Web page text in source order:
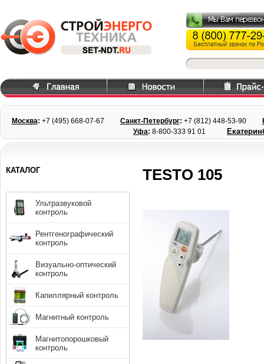
Москва: +7 (495) 668-07-67 Санкт-Петербург: +7 (812) 448-53-90
Уфа: 8-800-333 91 01
TESTO 105
КАТАЛОГ
Ультразвуковой
контроль
Рентгенографический
контроль
Визуально-оптический
контроль
Капиллярный контроль
Магнитный контроль
Магнитопорошковый
контроль